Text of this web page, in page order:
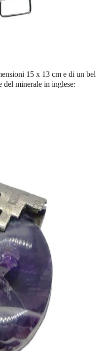
15 x 13 cm e di un bel
del minerale in inglese: